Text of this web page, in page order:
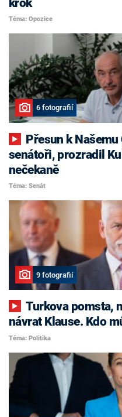
Téma: Opozice
6 fotografií
senátoři, prozradil
nečekaně
Téma: Senát
9 fotografií
Turkova pomsta, nekonfliktní Havlíček i
návrat Klause. Kdo
Téma: Politika